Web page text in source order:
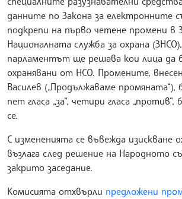
данните по Закона за електронните
подкрепи на първо четене промени в
Националната служба за охрана
парламентът ще решава кои лица да
охранявани от НСО. Промените,
Василев („Продължаваме промяната“),
пет гласа „за“, четири гласа „против“,
се.
С измененията се въвежда изискване
възлага след решение на Народното
закрито заседание.
Комисията отхвърли предложени